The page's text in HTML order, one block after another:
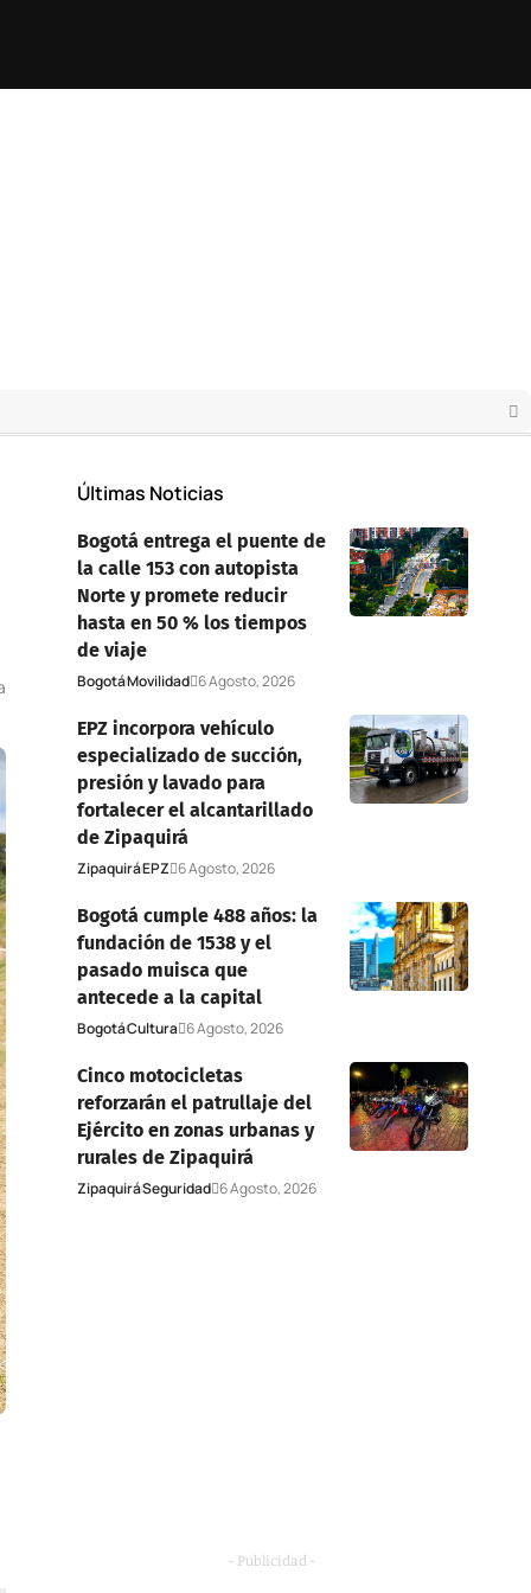
Últimas Noticias
Bogotá entrega el puente de
la calle 153 con autopista
Norte y promete reducir
hasta en 50 % los tiempos
de viaje
BogotáMovilidad 6 Agosto, 2026
EPZ incorpora vehículo
especializado de succión,
presión y lavado para
fortalecer el alcantarillado
de Zipaquirá
ZipaquiráEPZ 6 Agosto, 2026
Bogotá cumple 488 años: la
fundación de 1538 y el
pasado muisca que
antecede a la capital
BogotáCultura 6 Agosto, 2026
Cinco motocicletas
reforzarán el patrullaje del
Ejército en zonas urbanas y
rurales de Zipaquirá
ZipaquiráSeguridad 6 Agosto, 2026
- Publicidad -